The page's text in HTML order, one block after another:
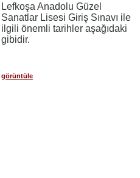
Lefkoşa Anadolu Güzel
Sanatlar Lisesi Giriş Sınavı ile
ilgili önemli tarihler aşağıdaki
gibidir.
görüntüle